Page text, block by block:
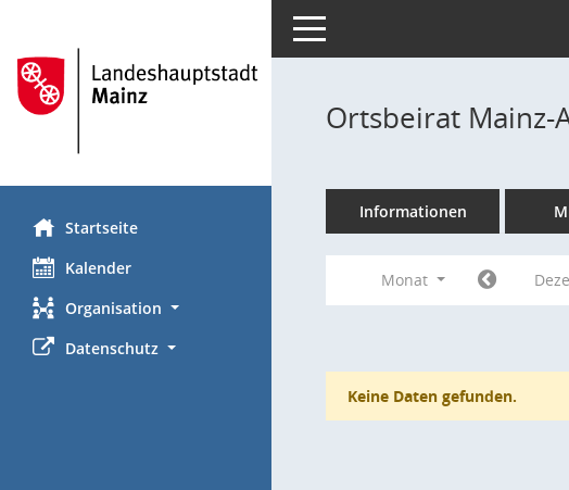
Startseite
Kalender
Organisation
Datenschutz
Toggle navigation
Ortsbeirat Mainz-
Informationen
Monat
Keine Daten gefunden.